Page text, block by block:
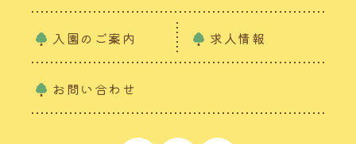
入園のご案内 求人情報
お問い合わせ